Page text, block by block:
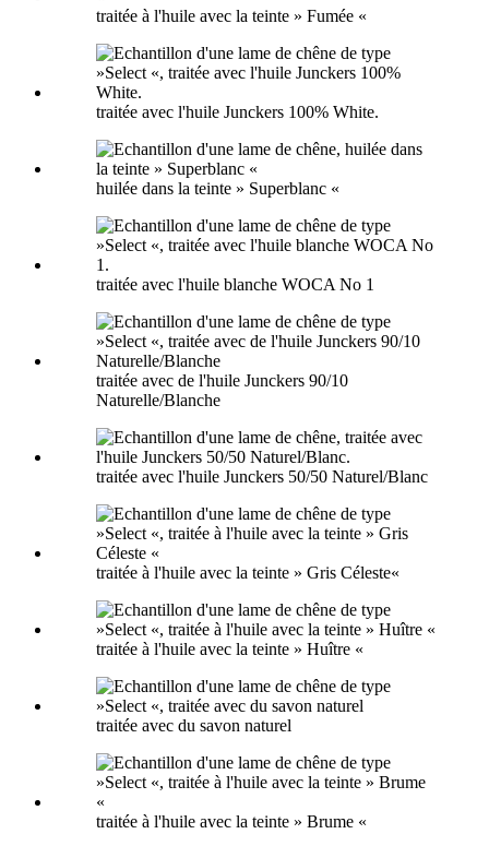
traitée à l'huile avec la teinte » Fumée «
traitée avec l'huile Junckers 100% White.
huilée dans la teinte » Superblanc «
traitée avec l'huile blanche WOCA No 1
traitée avec de l'huile Junckers 90/10
Naturelle/Blanche
traitée avec l'huile Junckers 50/50 Naturel/Blanc
traitée à l'huile avec la teinte » Gris Céleste«
traitée à l'huile avec la teinte » Huître «
traitée avec du savon naturel
traitée à l'huile avec la teinte » Brume «